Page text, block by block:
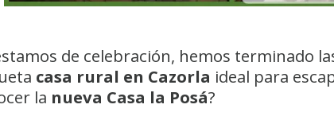
de celebración, hemos terminado
casa rural en Cazorla ideal para
la nueva Casa la Posá?